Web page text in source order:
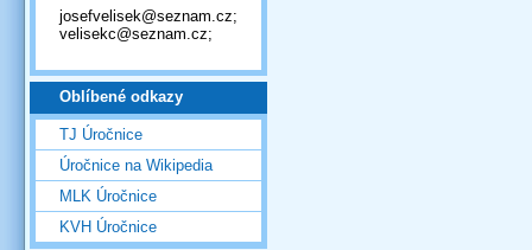
josefvelisek@seznam.cz;
velisekc@seznam.cz;
Oblíbené odkazy
TJ Úročnice
Úročnice na Wikipedia
MLK Úročnice
KVH Úročnice